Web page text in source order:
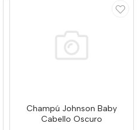
Champú Johnson Baby
Cabello Oscuro